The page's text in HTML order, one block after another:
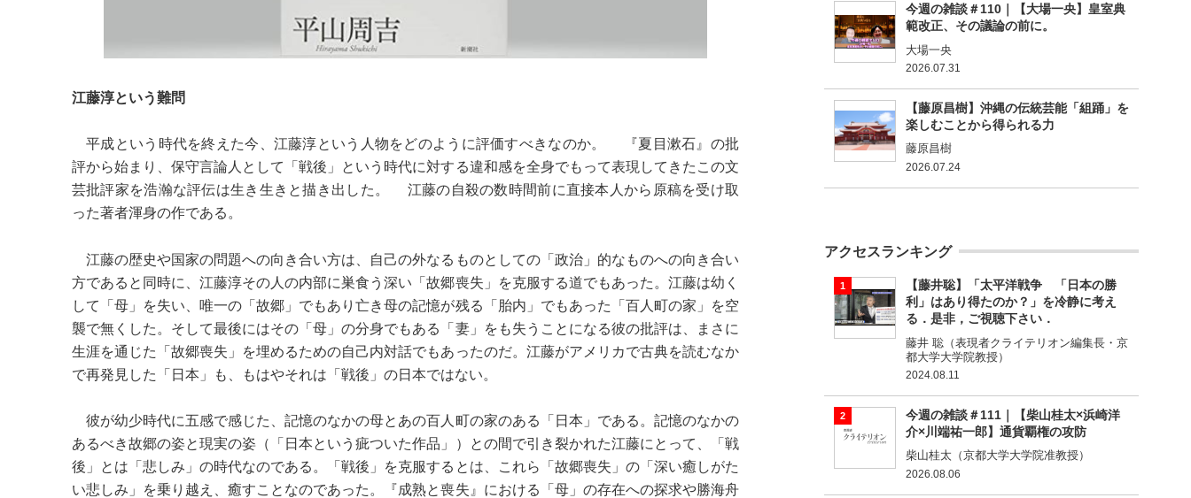
江藤淳という難問
平成という時代を終えた今、江藤淳という人物をどのように評価すべきなのか。 『夏目漱石』の批
評から始まり、保守言論人として「戦後」という時代に対する違和感を全身でもって表現してきたこの文
芸批評家を浩瀚な評伝は生き生きと描き出した。 江藤の自殺の数時間前に直接本人から原稿を受け取
った著者渾身の作である。
江藤の歴史や国家の問題への向き合い方は、自己の外なるものとしての「政治」的なものへの向き合い
方であると同時に、江藤淳その人の内部に巣食う深い「故郷喪失」を克服する道でもあった。江藤は幼く
して「母」を失い、唯一の「故郷」でもあり亡き母の記憶が残る「胎内」でもあった「百人町の家」を空
襲で無くした。そして最後にはその「母」の分身でもある「妻」をも失うことになる彼の批評は、まさに
生涯を通じた「故郷喪失」を埋めるための自己内対話でもあったのだ。江藤がアメリカで古典を読むなか
で再発見した「日本」も、もはやそれは「戦後」の日本ではない。
彼が幼少時代に五感で感じた、記憶のなかの母とあの百人町の家のある「日本」である。記憶のなかの
あるべき故郷の姿と現実の姿（「日本という疵ついた作品」）との間で引き裂かれた江藤にとって、「戦
後」とは「悲しみ」の時代なのである。「戦後」を克服するとは、これら「故郷喪失」の「深い癒しがた
い悲しみ」を乗り越え、癒すことなのであった。『成熟と喪失』における「母」の存在への探求や勝海舟
今週の雑談＃110｜【大場一央】皇室典
範改正、その議論の前に。
大場一央
2026.07.31
【藤原昌樹】沖縄の伝統芸能「組踊」を
楽しむことから得られる力
藤原昌樹
2026.07.24
アクセスランキング
【藤井聡】「太平洋戦争 「日本の勝
利」はあり得たのか？」を冷静に考え
る．是非，ご視聴下さい．
藤井 聡（表現者クライテリオン編集長・京
都大学大学院教授）
2024.08.11
今週の雑談＃111｜【柴山桂太×浜崎洋
介×川端祐一郎】通貨覇権の攻防
柴山桂太（京都大学大学院准教授）
2026.08.06